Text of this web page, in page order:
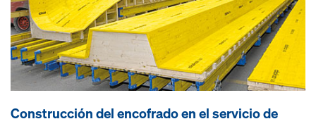
Construcción del encofrado en el servicio de